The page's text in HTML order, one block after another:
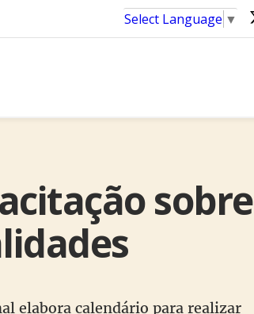
Select Language ▼
sobre
elabora calendário para realizar